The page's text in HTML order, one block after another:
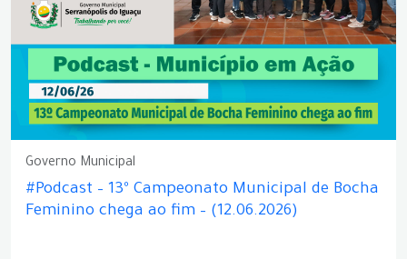
Governo Municipal
#Podcast – 13º Campeonato Municipal de Bocha
Feminino chega ao fim – (12.06.2026)